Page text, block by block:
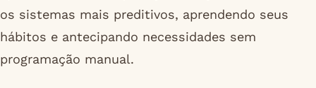
os sistemas mais preditivos, aprendendo seus
hábitos e antecipando necessidades sem
programação manual.